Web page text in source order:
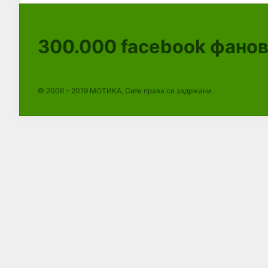
300.000 facebook
© 2006 - 2019 МОТИКА, Сите права се задржани